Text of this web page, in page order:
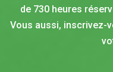
de 730 heures
Vous aussi, inscrivez-